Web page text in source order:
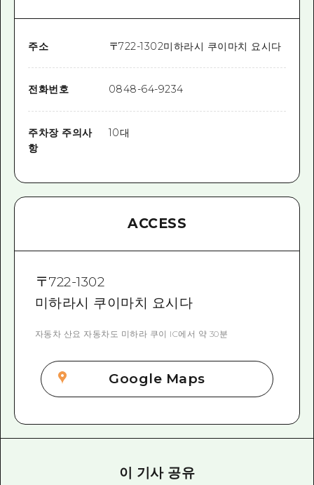
주소 〒722-1302미하라시 쿠이마치 요시다
전화번호 0848-64-9234
주차장 주의사
항
10대
ACCESS
〒722-1302
미하라시 쿠이마치 요시다
자동차 산요 자동차도 미하라 쿠이 IC에서 약 30분
Google Maps
이 기사 공유